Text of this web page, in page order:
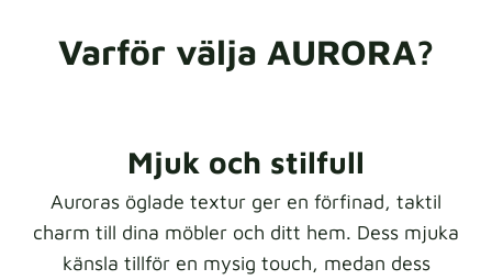
Varför välja AURORA?
Mjuk och stilfull
Auroras öglade textur ger en förfinad, taktil
charm till dina möbler och ditt hem. Dess mjuka
känsla tillför en mysig touch, medan dess